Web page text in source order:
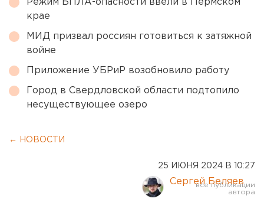
Режим БПЛА-опасности ввели в Пермском
крае
МИД призвал россиян готовиться к затяжной
войне
Приложение УБРиР возобновило работу
Город в Свердловской области подтопило
несуществующее озеро
← НОВОСТИ
25 ИЮНЯ 2024 В 10:27
Сергей Беляев